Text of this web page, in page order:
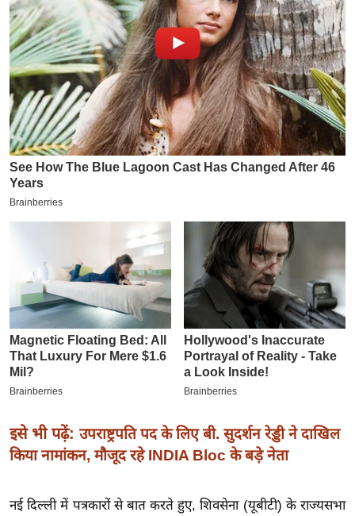
ल
क्रि
के
ट
I
P
L
2
0
2
6
म
-
पे
प
र
मि
सा
ल
बे
इसे भी पढ़ें: उपराष्ट्रपति पद के लिए बी. सुदर्शन रेड्डी ने दाखिल
किया नामांकन, मौजूद रहे INDIA Bloc के बड़े नेता
नई दिल्ली में पत्रकारों से बात करते हुए, शिवसेना (यूबीटी) के राज्यसभा